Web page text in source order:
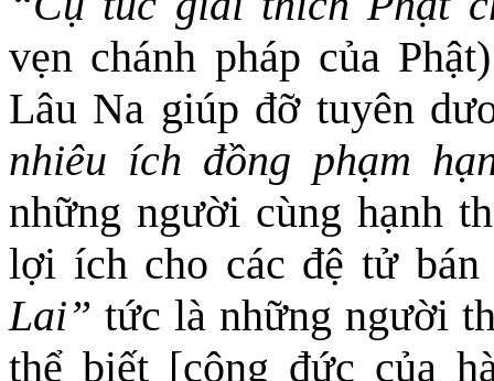
vẹn chánh pháp của
Lâu Na giúp đỡ tuyên
nhiêu ích đồng phạm
những người cùng hạnh
lợi ích cho các đệ tử
Lai” tức là những người
thể biết [công đức của